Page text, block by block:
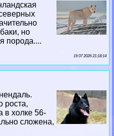
но
порода....
19 07 2026 21:18:14
роста,
в холке 56-
сложена,